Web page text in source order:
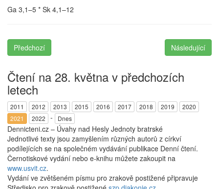
Ga 3,1–5 * Sk 4,1–12
Předchozí Následující
Čtení na 28. května v předchozích
letech
2011 2012 2013 2015 2016 2017 2018 2019
2020
2021
2022 - Dnes
Dennicteni.cz – Úvahy nad Hesly Jednoty bratrské
Jednotlivé texty jsou zamyšlením různých autorů z církví
podílejících se na společném vydávání publikace Denní čtení.
Černotiskové vydání nebo e-knihu můžete zakoupit na
www.usvit.cz.
Vydání ve zvětšeném písmu pro zrakově postižené připravuje